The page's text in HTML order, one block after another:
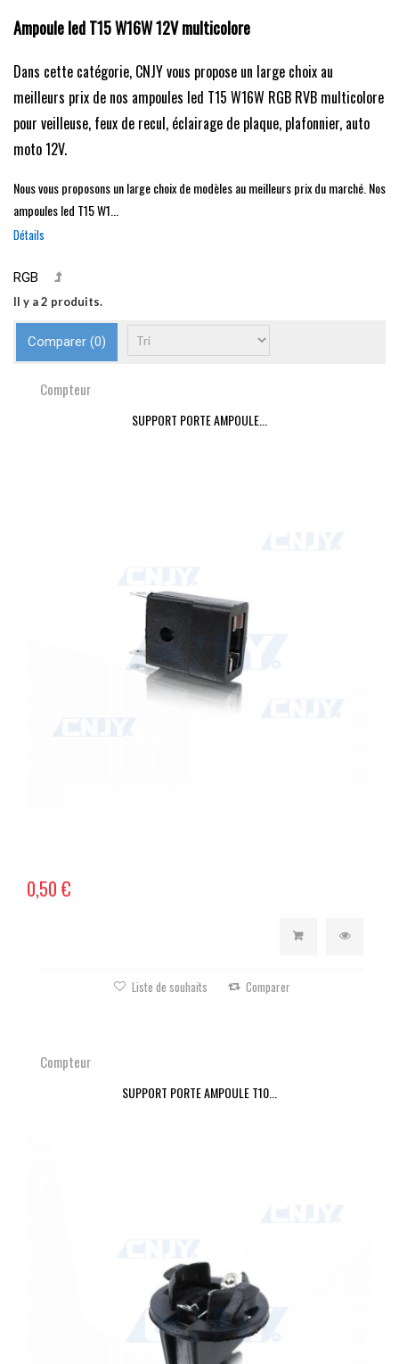
Ampoule led T15 W16W 12V multicolore
Dans cette catégorie, CNJY vous propose un large choix au
meilleurs prix de nos ampoules led T15 W16W RGB RVB multicolore
pour veilleuse, feux de recul, éclairage de plaque, plafonnier, auto
moto 12V.
Nous vous proposons un large choix de modèles au meilleurs prix du marché. Nos
ampoules led T15 W1...
Détails
RGB
Il y a 2 produits.
Comparer (0)
Compteur
SUPPORT PORTE AMPOULE...
0,50 €
Liste de souhaits Comparer
Compteur
SUPPORT PORTE AMPOULE T10...